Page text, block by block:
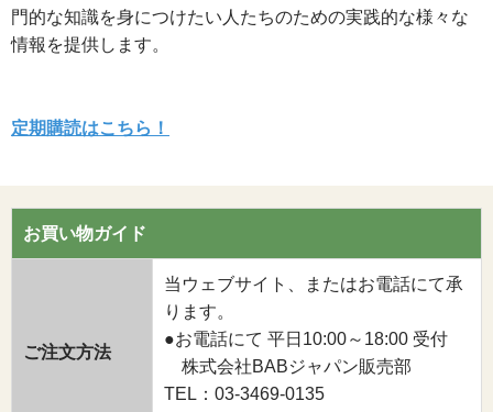
門的な知識を身につけたい人たちのための実践的な様々な
情報を提供します。
定期購読はこちら！
お買い物ガイド
ご注文方法
当ウェブサイト、またはお電話にて承
ります。
●お電話にて 平日10:00～18:00 受付
株式会社BABジャパン販売部
TEL：03-3469-0135